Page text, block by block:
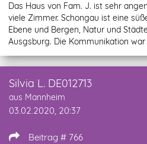
Das Haus von Fam. J. ist sehr
viele Zimmer. Schongau ist eine
Ebene und Bergen, Natur und
Ausgsburg. Die Kommunikation
Silvia L. DE012713
aus Mannheim
03.02.2020, 20:37
Beitrag # 766